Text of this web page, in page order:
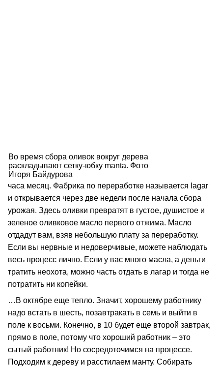
Во время сбора оливок вокруг дерева
раскладывают сетку-юбку manta. Фото
Игоря Байдурова
часа месяц. Фабрика по переработке называется lagar
и открывается через две недели после начала сбора
урожая. Здесь оливки превратят в густое, душистое и
зеленое оливковое масло первого отжима. Масло
отдадут вам, взяв небольшую плату за переработку.
Если вы нервные и недоверчивые, можете наблюдать
весь процесс лично. Если у вас много масла, а деньги
тратить неохота, можно часть отдать в лагар и тогда не
потратить ни копейки.
…В октябре еще тепло. Значит, хорошему работнику
надо встать в шесть, позавтракать в семь и выйти в
поле к восьми. Конечно, в 10 будет еще второй завтрак,
прямо в поле, потому что хороший работник – это
сытый работник! Но сосредоточимся на процессе.
Подходим к дереву и расстилаем манту. Собирать